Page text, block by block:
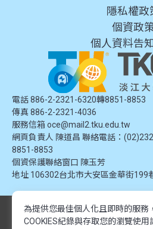
隱私權政
個資政
個人資料告
電話 886-2-2321-6320轉8851-8853
傳真 886-2-2321-4036
服務信箱 oce@mail2.tku.edu.tw
網頁負責人 陳道昌 聯絡電話：
8851-8853
個資保護聯絡窗口 陳玉芳
地址 106302台北市大安區金華街199
© 2024 淡江大學推廣教育處. 版權所有。本
提供，未經授權禁止轉載或引用。所有課程
為提供您最佳個人化且即時的服務
COOKIES紀錄與存取您的瀏覽使用